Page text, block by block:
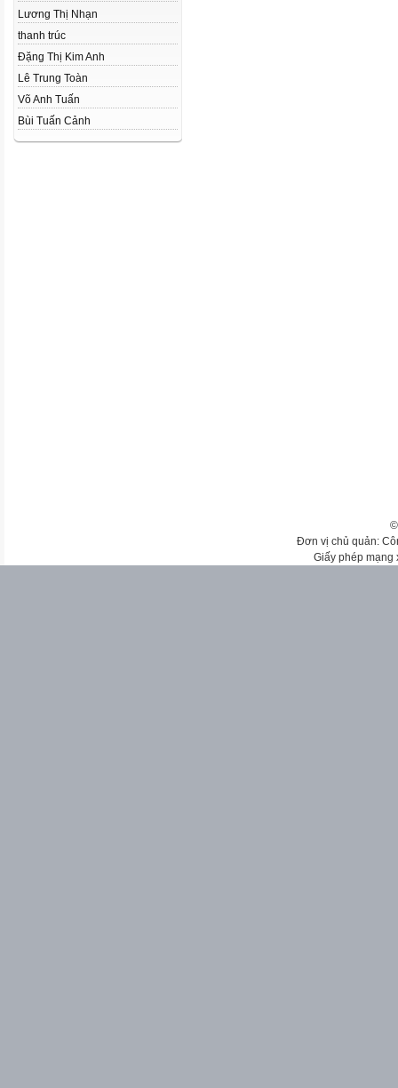
Lương Thị Nhạn
thanh trúc
Đặng Thị Kim Anh
Lê Trung Toàn
Võ Anh Tuấn
Bùi Tuấn Cảnh
Đơn vị chủ quản:
Giấy phép mạng